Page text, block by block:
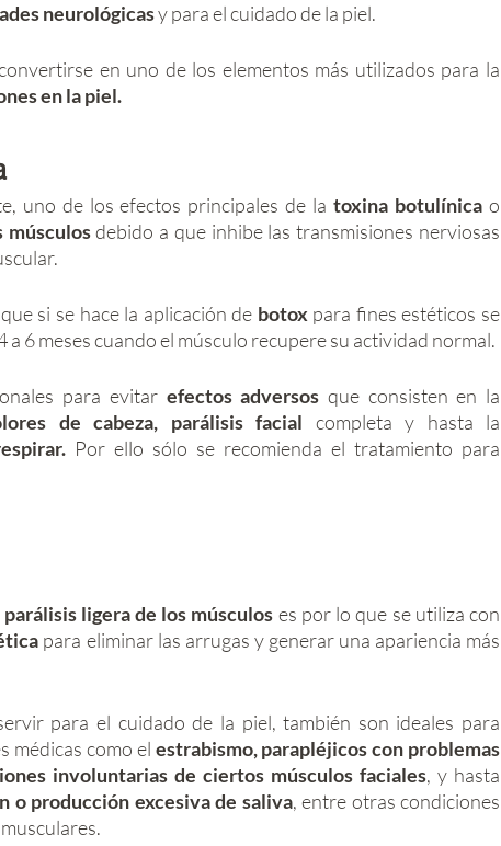
neurológicas y para el cuidado de la piel.
en la piel.
uno de los efectos principales de la toxina botulínica
músculos debido a que inhibe las transmisiones nerviosas
si se hace la aplicación de botox para fines estéticos se
6 meses cuando el músculo recupere su actividad normal.
para evitar efectos adversos
de cabeza, parálisis facial
Por ello sólo se recomienda el tratamiento para
ligera de los músculos es por lo que se utiliza con
para eliminar las arrugas y generar una apariencia más
para el cuidado de la piel, también son ideales para
médicas como el estrabismo, parapléjicos con problemas
involuntarias de ciertos músculos faciales, y hasta
o producción excesiva de saliva, entre otras condiciones